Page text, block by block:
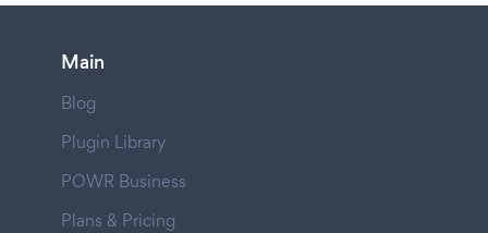
Main
Blog
Plugin Library
POWR Business
Plans & Pricing